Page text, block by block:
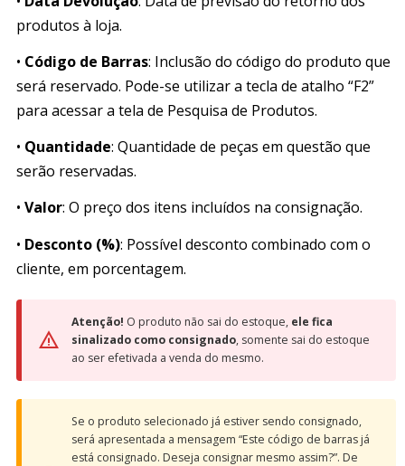
produtos à loja.
• Código de Barras: Inclusão do código do produto que
será reservado. Pode-se utilizar a tecla de atalho “F2”
para acessar a tela de Pesquisa de Produtos.
• Quantidade: Quantidade de peças em questão que
serão reservadas.
‭• Valor: O preço dos itens incluídos na consignação.
‭• Desconto (%): Possível desconto combinado com o
cliente, em porcentagem.
Atenção! O produto não sai do estoque, ele fica
sinalizado como consignado, somente sai do estoque
ao ser efetivada a venda do mesmo.
Se o produto selecionado já estiver sendo consignado,
será apresentada a mensagem “Este código de barras já
está consignado. Deseja consignar mesmo assim?”. De